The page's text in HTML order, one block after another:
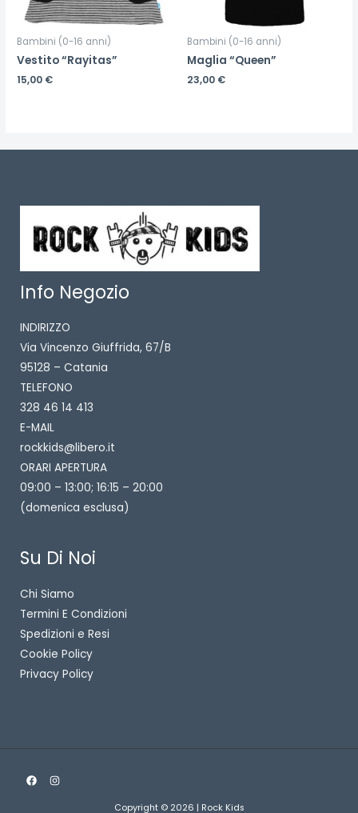
Bambini (0-16 anni)
Vestito “Rayitas”
15,00 €
Bambini (0-16 anni)
Maglia “Queen”
23,00 €
Info Negozio
INDIRIZZO
Via Vincenzo Giuffrida, 67/B
95128 – Catania
TELEFONO
328 46 14 413
E-MAIL
rockkids@libero.it
ORARI APERTURA
09:00 – 13:00; 16:15 – 20:00
(domenica esclusa)
Su Di Noi
Chi Siamo
Termini E Condizioni
Spedizioni e Resi
Cookie Policy
Privacy Policy
Copyright © 2026 | Rock Kids